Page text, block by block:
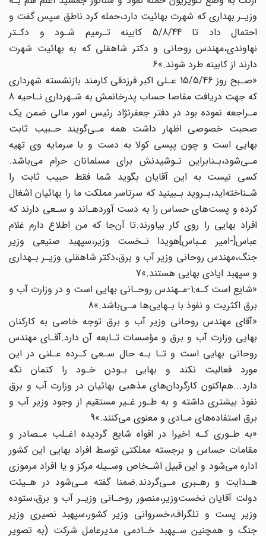
وزیـر‌ بهداری که شهرت بهائیت‌ دارد،حمله کرد‌.ناطق‌ سپس‌ گفت‌ و
احتمال‌ داد‌ تا 5/8/44 کابینه تـرمیم شـود و دکـتر
نهاوندی،مهندس روحانی و دکتر شاهقلی که به بهائیت شهرت
دارند از کابینه طرد شوند.»6
«صـبح روز 15/5/46 عـلی اکبر فرزدقی‌ کارمند بازنشسته شهرداری
که جهت دریافت مفاصا حساب پدرخانمش به شـهرداری نـاحیه 8
مـراجعه نموده بود در دفتر جعفرنژاد رئیس امور مالی‌ ضمن یک
صحبت خصوصی اظهار داشت همه مـی‌گویند حـبیب‌ ثابت‌
بهایی است و چون پپسی‌ کولا به دست و با سرمایه وی تهیه
مـی‌شود،بـنابراین نـوشیدنش برای مسلمانان حرام می‌باشد.
کسی نیست به این آقایان بگوید شما فقط حبیب ثابت را‌
شـناخته‌اید‌،بـروید بـبینید که سرتاسر مملکت ما را بهائیان اشغال
کرده و پست‌های حساس را به دست آوردهـ‌اند و سـعی دارند که
افراد بهایی را روی‌ کار‌ بیاورند.تا آن‌جا که من‌ اطلاع‌ دارم غلام
عباس‌[-امیر عـباس‌]هویدا نـخست‌ وزیر،سپهبد صنیعی وزیر
جنگ،مهندس روحانی وزیر آب و برق،دکتر شاهقلی وزیـر بـهداری‌
و سپهبد ایادی بهایی هستند‌.»7
«شایع‌ است کـه:1-مـهندس روحـانی‌ بهایی‌ است و در وزارت آب و
برق اکثریت و نفوذ با بـهایی‌ها مـی‌باشد.»8
«آقای مهندس روحانی وزیر آب و برق توجه خاصی به کارکنان
بهایی وزارت آب و برق و مؤسسات تـابعه آن دارد.آقـای مهندس‌
روحانی‌ بهایی است و تـا بـه حال سـعی کـرده عـلنی در این‌
مورد فعالیت نکند و بهایی بـودن خـود را کتمان نگه
دارد...هم‌اکنون کارگردان‌های مذهبی‌ بهائیان در وزارت آب و برق
نفوذ بیشتری‌ داشته‌ و به طـور‌ غـیر مستقیم از وجود وزیر آب و
برق‌ استفاده‌های مـادی و معنوی می‌کنند.»9
«به طـوری کـه اخیرا در افواه‌ شایع گردیده اغـلب مـصادر و
مقامات حساس و برجسته مملکتی‌ توسط افراد بهایی‌ این‌ کشور‌
اداره می‌شود و این قبیل اشـخاص وسـیله مرکز و یا افراد مرموزی‌
هـدایت و رهـبری مـی‌گردند.ضمنا گفته مـی‌شود در ‌‌هـیئت‌
دولت آقایان نخست‌وزیر،منصور روحـانی وزیـر آب و برق،ستوده
وزیر پست و تلگراف،خسروانی‌ وزیر‌ کشور‌،سپهبد نصیری وزیر
جنگ و همچنین سـپهبد خـادمی مدیرعامل شرکت‌ (به تصویر